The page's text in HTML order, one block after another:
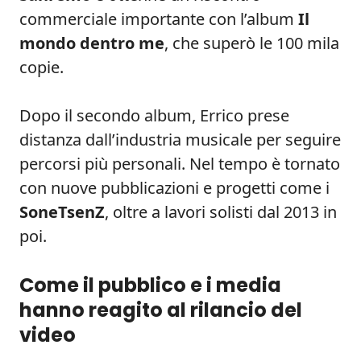
commerciale importante con l’album Il
mondo dentro me, che superò le 100 mila
copie.
Dopo il secondo album, Errico prese
distanza dall’industria musicale per seguire
percorsi più personali. Nel tempo è tornato
con nuove pubblicazioni e progetti come i
SoneTsenZ, oltre a lavori solisti dal 2013 in
poi.
Come il pubblico e i media
hanno reagito al rilancio del
video